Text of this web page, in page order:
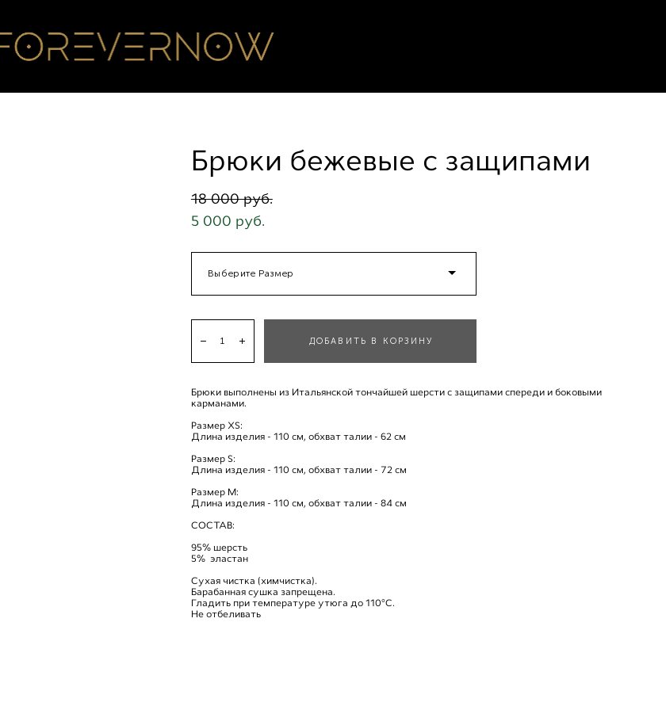
Брюки бежевые с защипами
18 000 pуб.
5 000 pуб.
Выберите Размер
ДОБАВИТЬ В КОРЗИНУ
Брюки выполнены из Итальянской тончайшей шерсти с защипами спереди и боковыми
карманами.
Размер XS:
Длина изделия - 110 см, обхват талии - 62 см
Размер S:
Длина изделия - 110 см, обхват талии - 72 см
Размер M:
Длина изделия - 110 см, обхват талии - 84 см
СОСТАВ:
95% шерсть
5% эластан
Сухая чистка (химчистка).
Барабанная сушка запрещена.
Гладить при температуре утюга до 110°C.
Не отбеливать